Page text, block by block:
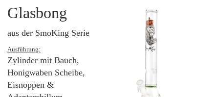
Glasbong
aus der SmoKing Serie
Ausführung:
Zylinder mit Bauch,
Honigwaben Scheibe,
Eisnoppen &